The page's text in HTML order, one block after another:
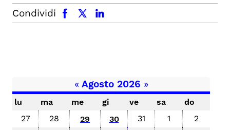
Condividi
facebook x.com linkedin
«Agosto 2026 »
lu ma me gi ve sa
do
27
28 29 30 31 1
2